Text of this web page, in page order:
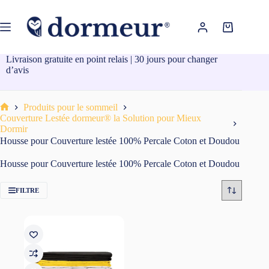
contenu
Panier
Livraison gratuite en point relais | 30 jours pour changer
d’avis
Accueil
Produits pour le sommeil
Couverture Lestée dormeur® la Solution pour Mieux
Dormir
Housse pour Couverture lestée 100% Percale Coton et Doudou
Housse pour Couverture lestée 100% Percale Coton et Doudou
FILTRE